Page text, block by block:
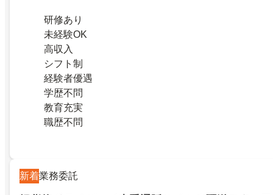
研修あり
未経験OK
高収入
シフト制
経験者優遇
学歴不問
教育充実
職歴不問
新着業務委託